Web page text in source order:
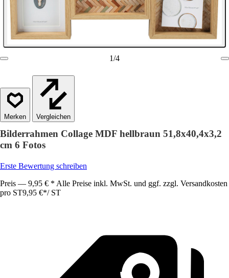
1/4
Vergleichen
Bilderrahmen Collage MDF hellbraun 51,8x40,4x3,2
cm 6 Fotos
Erste Bewertung schreiben
Preis — 9,95 € * Alle Preise inkl. MwSt. und ggf. zzgl. Versandkosten
pro ST9,95 €*/ ST